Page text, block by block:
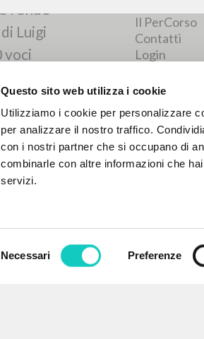
Questo sito web utilizza i cookie
Utilizziamo i cookie per personalizzare
per analizzare il nostro traffico.
con i nostri partner che si occupano di
combinarle con altre informazioni che
servizi.
Necessari Preferenze
NAVIGA